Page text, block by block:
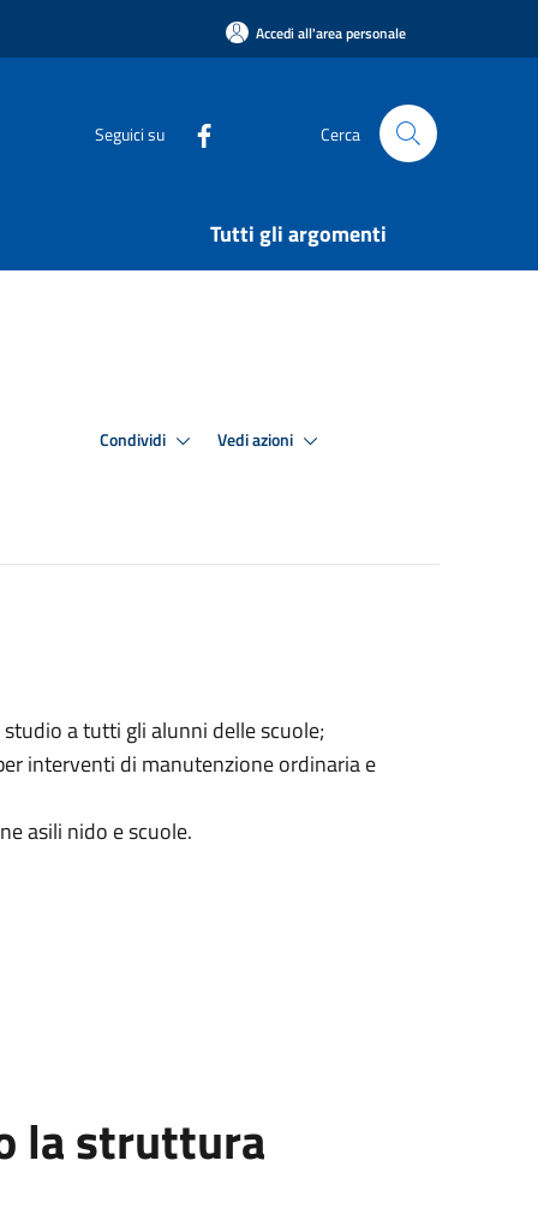
Accedi all'area personale
Seguici su Cerca
Tutti gli argomenti
Condividi Vedi azioni
a tutti gli alunni delle scuole;
interventi di manutenzione ordinaria e
asili nido e scuole.
la struttura